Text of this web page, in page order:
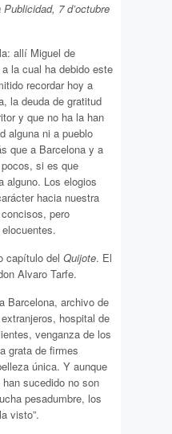
7 d’octubre
allí Miguel de
la cual ha debido este
recordar hoy a
la deuda de gratitud
y que no ha la han
alguna ni a pueblo
que a Barcelona y a
si es que
alguno. Los elogios
hacia nuestra
pero
capítulo del Quijote. El
Alvaro Tarfe.
Barcelona, archivo de
hospital de
venganza de los
grata de firmes
única. Y aunque
sucedido no son
pesadumbre, los
visto”.